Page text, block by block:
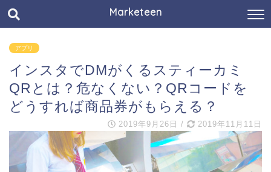
Marketeen
アプリ
インスタでDMがくるスティーカミ
QRとは？危なくない？QRコードを
どうすれば商品券がもらえる？
2019年9月26日 / 2019年11月11日